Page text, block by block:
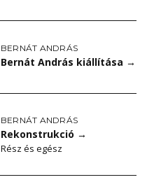
BERNÁT ANDRÁS
Bernát András kiállítása →
BERNÁT ANDRÁS
Rekonstrukció →
Rész és egész